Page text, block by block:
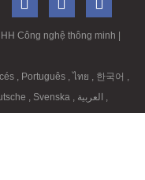
Công nghệ thông minh
, Português , ไทย , 한국어 ,
, Svenska , ,